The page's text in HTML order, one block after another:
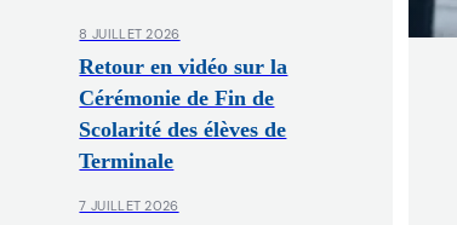
8 JUILLET 2026
Retour en vidéo sur la
Cérémonie de Fin de
Scolarité des élèves de
Terminale
7 JUILLET 2026